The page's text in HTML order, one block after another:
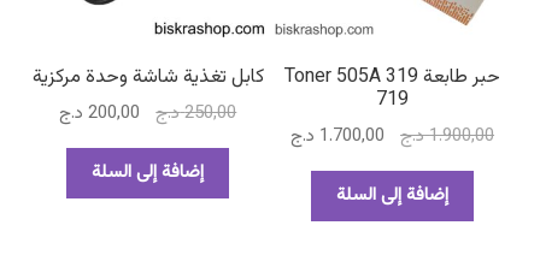
حبر طابعة Toner 505A 319
719
1.900,00د.ج
السعر
الأصلي
هو:
1.900,00 د.ج.
1.700,00 د.جالسعر
إضافة إلى السلة
كابل تغذية شاشة وحدة مركزية
250,00د.ج
السعر
الأصلي
هو:
250,00 د.ج.
200,00 د.جالسعر
إضافة إلى السلة